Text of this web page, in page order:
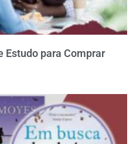
Estudo para Comprar